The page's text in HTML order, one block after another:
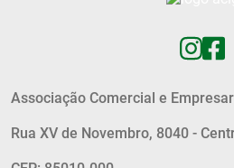
Associação Comercial e
Rua XV de Novembro, 8040 -